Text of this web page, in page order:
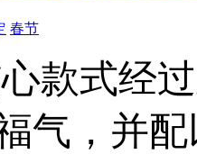
春节
款式经
气，并